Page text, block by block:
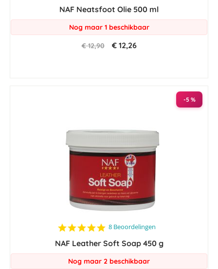
rating
NAF Neatsfoot Olie 500 ml
Nog maar 1 beschikbaar
€ 12,90 € 12,26
-5 %
4.9
rating
8 Beoordelingen
NAF Leather Soft Soap 450 g
Nog maar 2 beschikbaar